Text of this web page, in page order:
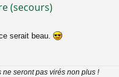
(secours)
serait beau.
seront pas virés non plus !